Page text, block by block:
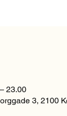
23.00
3, 2100